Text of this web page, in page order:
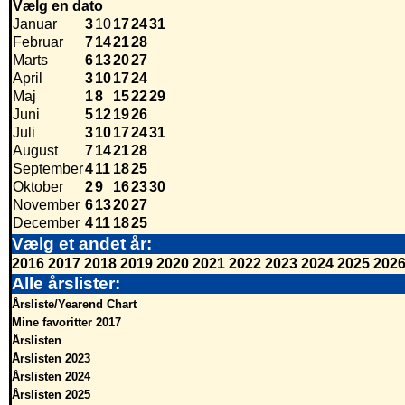
Vælg en dato
Januar
310172431
Februar
7142128
Marts
6132027
April
3101724
Maj
18 152229
Juni
5121926
Juli
310172431
August
7142128
September411 1825
Oktober
29 162330
November 6132027
December 411 1825
Vælg et andet år:
2016 2017 2018 2019 2020 2021 2022 2023 2024 2025 2026
Alle årslister:
Årsliste/Yearend Chart
Mine favoritter 2017
Årslisten
Årslisten 2023
Årslisten 2024
Årslisten 2025